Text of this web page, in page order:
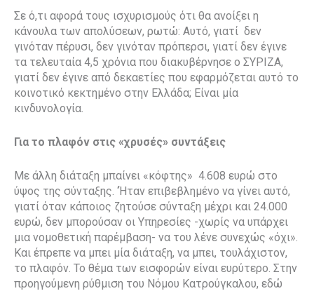
Σε ό,τι αφορά τους ισχυρισμούς ότι θα ανοίξει η
κάνουλα των απολύσεων, ρωτώ: Αυτό, γιατί δεν
γινόταν πέρυσι, δεν γινόταν πρόπερσι, γιατί δεν έγινε
τα τελευταία 4,5 χρόνια που διακυβέρνησε ο ΣΥΡΙΖΑ,
γιατί δεν έγινε από δεκαετίες που εφαρμόζεται αυτό το
κοινοτικό κεκτημένο στην Ελλάδα; Είναι μία
κινδυνολογία.
Για το πλαφόν στις «χρυσές» συντάξεις
Με άλλη διάταξη μπαίνει «κόφτης» 4.608 ευρώ στο
ύψος της σύνταξης. ‘Ήταν επιβεβλημένο να γίνει αυτό,
γιατί όταν κάποιος ζητούσε σύνταξη μέχρι και 24.000
ευρώ, δεν μπορούσαν οι Υπηρεσίες -χωρίς να υπάρχει
μια νομοθετική παρέμβαση- να του λένε συνεχώς «όχι».
Και έπρεπε να μπει μία διάταξη, να μπει, τουλάχιστον,
το πλαφόν. Το θέμα των εισφορών είναι ευρύτερο. Στην
προηγούμενη ρύθμιση του Νόμου Κατρούγκαλου, εδώ